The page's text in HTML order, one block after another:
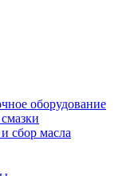
оборудование
сбор масла